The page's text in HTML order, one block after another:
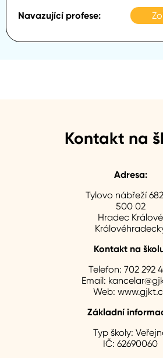
Kontakt na
Adresa:
Tylovo nábřeží
500 02
Hradec Králové
Kontakt na
Telefon: 702 292
Email:
Web:
Základní
Typ školy:
IČ: 62690060